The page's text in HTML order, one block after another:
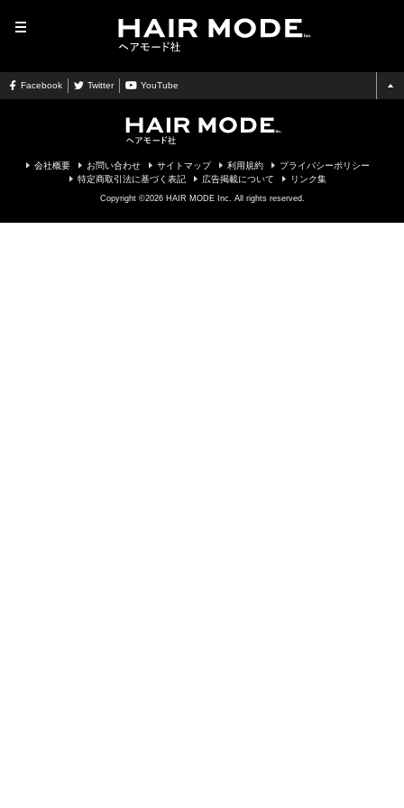
Facebook Twitter YouTube
会社概要 お問い合わせ サイトマップ 利用規約
プライバシーポリシー
特定商取引法に基づく表記
広告掲載について リンク集
Copyright ©2026 HAIR MODE Inc. All rights reserved.